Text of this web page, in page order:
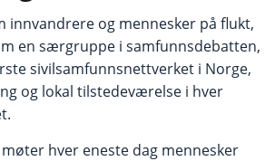
innvandrere og mennesker på flukt,
en særgruppe i samfunnsdebatten,
sivilsamfunnsnettverket i Norge,
og lokal tilstedeværelse i hver
hver eneste dag mennesker